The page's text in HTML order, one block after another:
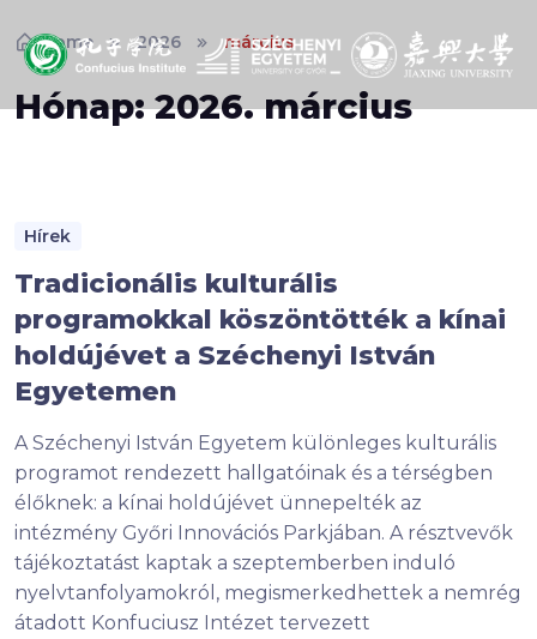
Home 2026 március
Hónap:2026. március
Hírek
Tradicionális kulturális
programokkal köszöntötték a kínai
holdújévet a Széchenyi István
Egyetemen
A Széchenyi István Egyetem különleges kulturális
programot rendezett hallgatóinak és a térségben
élőknek: a kínai holdújévet ünnepelték az
intézmény Győri Innovációs Parkjában. A résztvevők
tájékoztatást kaptak a szeptemberben induló
nyelvtanfolyamokról, megismerkedhettek a nemrég
átadott Konfuciusz Intézet tervezett